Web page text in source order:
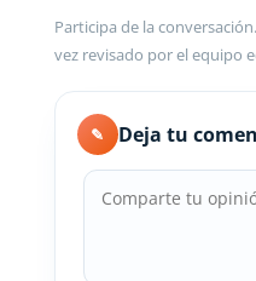
Participa de la
vez revisado por el equipo
✎ Deja tu